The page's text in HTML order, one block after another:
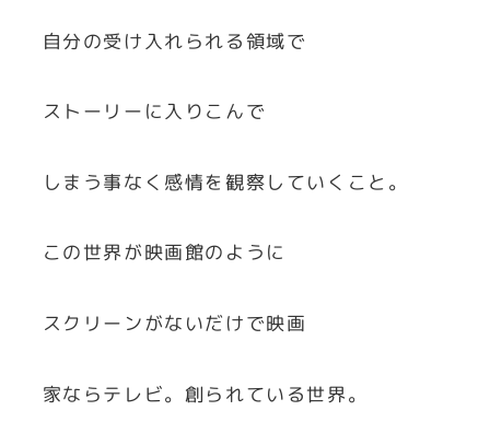
自分の受け入れられる領域で
ストーリーに入りこんで
しまう事なく感情を観察していくこと。
この世界が映画館のように
スクリーンがないだけで映画
家ならテレビ。創られている世界。